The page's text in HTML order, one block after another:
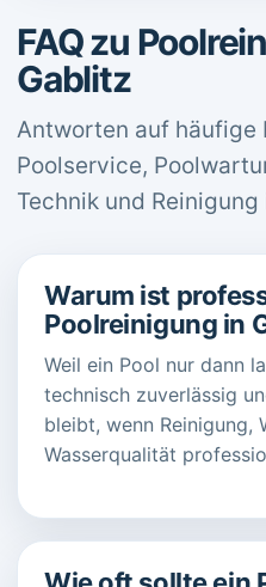
FAQ zu
Gablitz
Antworten auf häufige
Poolservice,
Technik und
Warum ist
Poolreinigung in
Weil ein Pool nur dann
technisch zuverlässig
bleibt, wenn Reinigung,
Wasserqualität